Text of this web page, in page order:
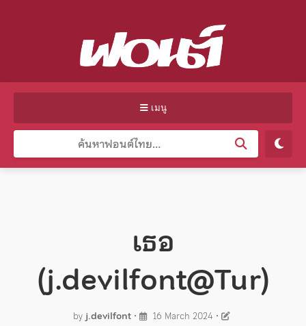
เมนู
เธอ
(j.devilfont@Tur)
by j.devilfont• 16 March 2024 •